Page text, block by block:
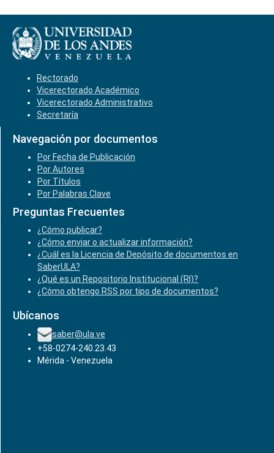
Rectorado
Vicerectorado Académico
Vicerectorado Administrativo
Secretaría
Navegación por documentos
Por Fecha de Publicación
Por Autores
Por Títulos
Por Palabras Clave
Preguntas Frecuentes
¿Cómo publicar?
¿Cómo enviar o actualizar información?
¿Cuál es la Licencia de Depósito de documentos en
SaberULA?
¿Qué es un Repositorio Institucional (RI)?
¿Cómo obtengo RSS por tipo de documentos?
Ubícanos
saber@ula.ve
+58-0274-240.23.43
Mérida - Venezuela